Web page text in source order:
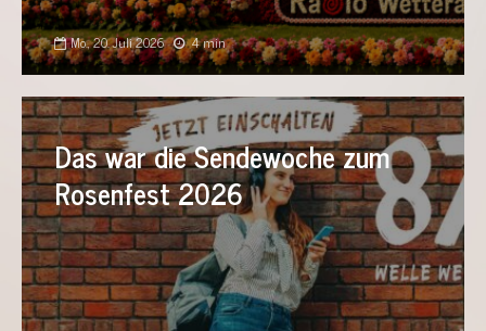
Mo., 20. Juli 2026 4 min
Das war die Sendewoche zum
Rosenfest 2026